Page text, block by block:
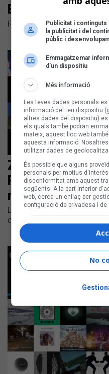
Band, Samantha i
Repassem els llançaments
Zoo, 31 FAM,
Pascal
novetats de la
Llistem les novetats
dies
Publicitat i
la publicitat i del
públic i
Emmagatzemar
d’un dispositiu
Més informació
Les teves dades personals
informació del teu dispositiu
altres dades del dispositiu)
els quals també podran
mateix, aquest lloc web
aquesta informació.
utilitzar dades de
És possible que alguns
personals per motius
disconformitat amb aquest
següents. A la part inferior
web, cerca un enllaç per
configuració de privadesa i de
No